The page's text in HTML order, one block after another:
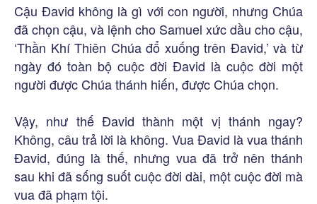
Cậu Đavid không là gì với con người, nhưng Chúa
đã chọn cậu, và lệnh cho Samuel xức dầu cho cậu,
‘Thần Khí Thiên Chúa đổ xuống trên Đavid,’ và từ
ngày đó toàn bộ cuộc đời Đavid là cuộc đời một
người được Chúa thánh hiến, được Chúa chọn.
Vậy, như thế Đavid thành một vị thánh ngay?
Không, câu trả lời là không. Vua Đavid là vua thánh
Đavid, đúng là thế, nhưng vua đã trở nên thánh
sau khi đã sống suốt cuộc đời dài, một cuộc đời mà
vua đã phạm tội.